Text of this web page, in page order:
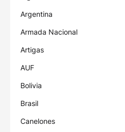
Argentina
Armada Nacional
Artigas
AUF
Bolivia
Brasil
Canelones